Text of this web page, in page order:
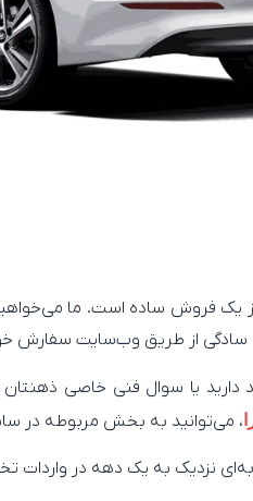
از یک فروش ساده است. ما
از طریق وب‌سایت سفارش
دارید یا سوال فنی خاصی
، می‌توانید به بخش مربوطه در
نزدیک به یک دهه در